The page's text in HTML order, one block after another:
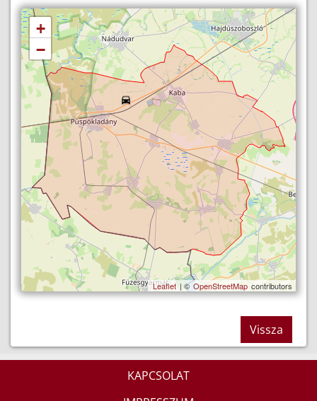
+
−
Leaflet | ©OpenStreetMap contributors
Vissza
KAPCSOLAT